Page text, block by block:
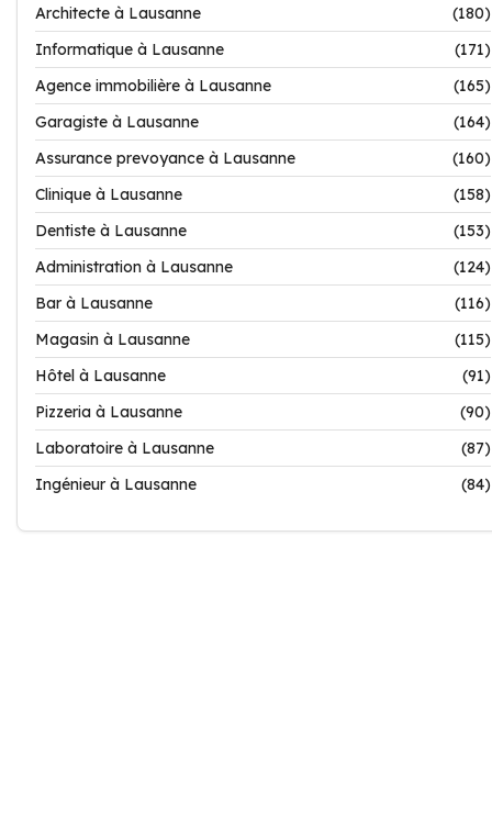
Architecte à Lausanne
(180)
Informatique à Lausanne
(171)
Agence immobilière à Lausanne
(165)
Garagiste à Lausanne
(164)
Assurance prevoyance à Lausanne
(160)
Clinique à Lausanne
(158)
Dentiste à Lausanne
(153)
Administration à Lausanne
(124)
Bar à Lausanne
(116)
Magasin à Lausanne
(115)
Hôtel à Lausanne
(91)
Pizzeria à Lausanne
(90)
Laboratoire à Lausanne
(87)
Ingénieur à Lausanne
(84)